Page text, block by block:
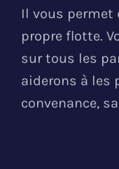
Il vous permet
propre flotte.
sur tous les
aiderons à les
convenance,